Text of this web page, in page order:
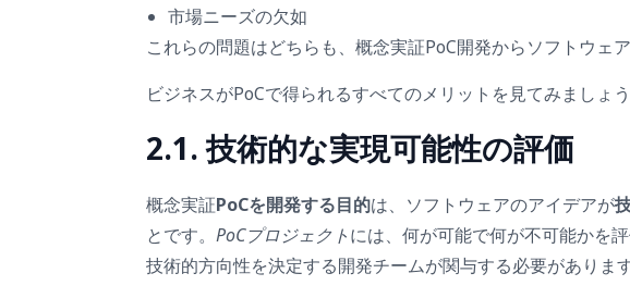
市場ニーズの欠如
これらの問題はどちらも、概念実証PoC開発からソフトウェ
ビジネスがPoCで得られるすべてのメリットを見てみましょう
2.1. 技術的な実現可能性の評価
概念実証PoCを開発する目的は、ソフトウェアのアイデアが
とです。PoCプロジェクトには、何が可能で何が不可能かを
技術的方向性を決定する開発チームが関与する必要があります